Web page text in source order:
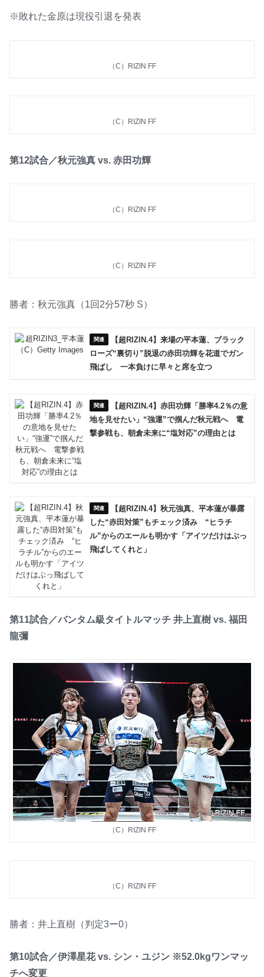
※敗れた金原は現役引退を発表
（C）RIZIN FF
（C）RIZIN FF
第12試合／秋元強真 vs. 赤田功輝
（C）RIZIN FF
（C）RIZIN FF
勝者：秋元強真（1回2分57秒 S）
【超RIZIN.4】来場の平本蓮、ブラック
ローズ“裏切り”脱退の赤田功輝を花道でガン
飛ばし 一本負けに早々と席を立つ
【超RIZIN.4】赤田功輝「勝率4.2％の意
地を見せたい」“強運”で掴んだ秋元戦へ 電
撃参戦も、朝倉未来に“塩対応”の理由とは
【超RIZIN.4】秋元強真、平本蓮が暴露
した“赤田対策”もチェック済み “ヒラチ
ル”からのエールも明かす「アイツだけはぶっ
飛ばしてくれと」
第11試合／バンタム級タイトルマッチ 井上直樹 vs. 福田
龍彌
（C）RIZIN FF
（C）RIZIN FF
勝者：井上直樹（判定3ー0）
第10試合／伊澤星花 vs. シン・ユジン ※52.0kgワンマッ
チへ変更